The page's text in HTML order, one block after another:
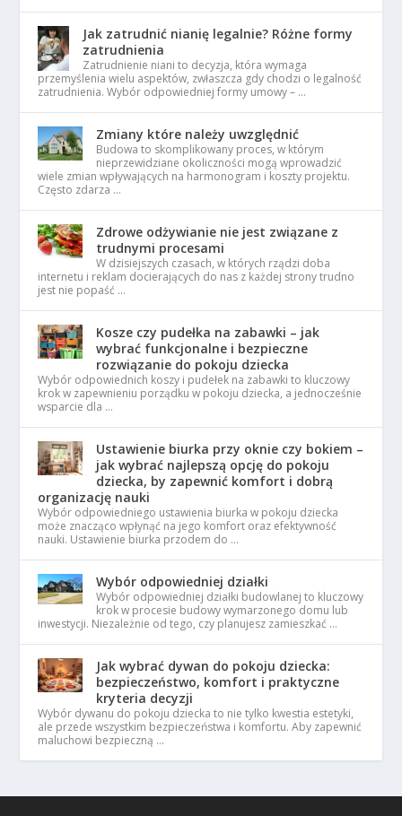
Jak zatrudnić nianię legalnie? Różne formy
zatrudnienia
Zatrudnienie niani to decyzja, która wymaga
przemyślenia wielu aspektów, zwłaszcza gdy chodzi o legalność
zatrudnienia. Wybór odpowiedniej formy umowy – …
Zmiany które należy uwzględnić
Budowa to skomplikowany proces, w którym
nieprzewidziane okoliczności mogą wprowadzić
wiele zmian wpływających na harmonogram i koszty projektu.
Często zdarza …
Zdrowe odżywianie nie jest związane z
trudnymi procesami
W dzisiejszych czasach, w których rządzi doba
internetu i reklam docierających do nas z każdej strony trudno
jest nie popaść …
Kosze czy pudełka na zabawki – jak
wybrać funkcjonalne i bezpieczne
rozwiązanie do pokoju dziecka
Wybór odpowiednich koszy i pudełek na zabawki to kluczowy
krok w zapewnieniu porządku w pokoju dziecka, a jednocześnie
wsparcie dla …
Ustawienie biurka przy oknie czy bokiem –
jak wybrać najlepszą opcję do pokoju
dziecka, by zapewnić komfort i dobrą
organizację nauki
Wybór odpowiedniego ustawienia biurka w pokoju dziecka
może znacząco wpłynąć na jego komfort oraz efektywność
nauki. Ustawienie biurka przodem do …
Wybór odpowiedniej działki
Wybór odpowiedniej działki budowlanej to kluczowy
krok w procesie budowy wymarzonego domu lub
inwestycji. Niezależnie od tego, czy planujesz zamieszkać …
Jak wybrać dywan do pokoju dziecka:
bezpieczeństwo, komfort i praktyczne
kryteria decyzji
Wybór dywanu do pokoju dziecka to nie tylko kwestia estetyki,
ale przede wszystkim bezpieczeństwa i komfortu. Aby zapewnić
maluchowi bezpieczną …